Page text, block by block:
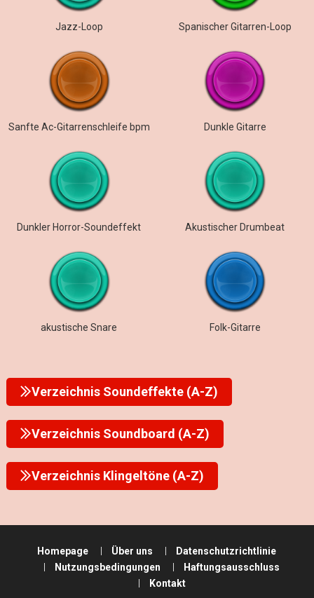
Jazz-Loop Spanischer Gitarren-Loop
Sanfte Ac-Gitarrenschleife bpm Dunkle Gitarre
Dunkler Horror-Soundeffekt Akustischer Drumbeat
akustische Snare Folk-Gitarre
Verzeichnis Soundeffekte (A-Z)
Verzeichnis Soundboard (A-Z)
Verzeichnis Klingeltöne (A-Z)
Homepage Über uns
Datenschutzrichtlinie
Nutzungsbedingungen
Haftungsausschluss
Kontakt